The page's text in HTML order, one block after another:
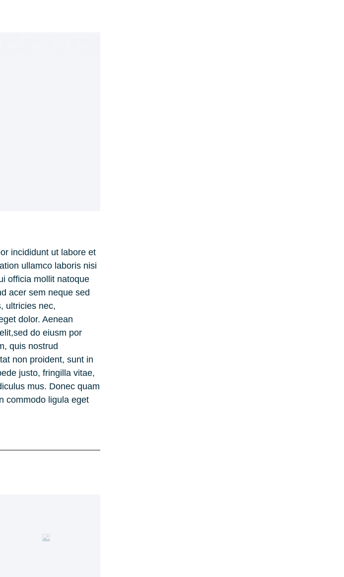
incididunt ut labore et
ullamco laboris nisi
officia mollit natoque
acer sem neque sed
ultricies nec,
dolor. Aenean
do eiusm por
quis nostrud
non proident, sunt in
justo, fringilla vitae,
mus. Donec quam
commodo ligula eget